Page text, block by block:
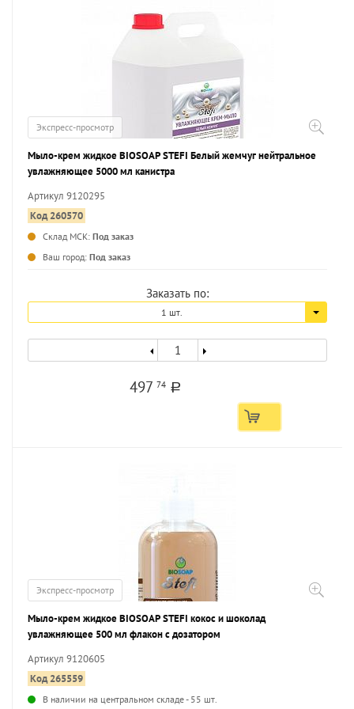
Экспресс-просмотр
Мыло-крем жидкое BIOSOAP STEFI Белый жемчуг нейтральное
увлажняющее 5000 мл канистра
Артикул 9120295
Код 260570
Склад МСК: Под заказ
Ваш город: Под заказ
Заказать по:
1 шт.
497 74 a
Экспресс-просмотр
Мыло-крем жидкое BIOSOAP STEFI кокос и шоколад
увлажняющее 500 мл флакон с дозатором
Артикул 9120605
Код 265559
В наличии на центральном складе - 55 шт.